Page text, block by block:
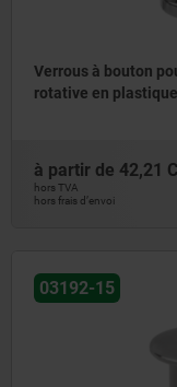
Verrous à bouton
rotative en
à partir de 42,21
hors TVA
hors frais d’envoi
03192-15